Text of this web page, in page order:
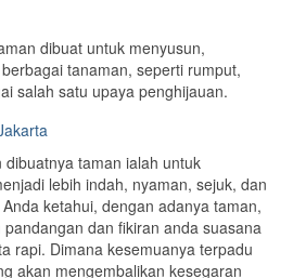
dibuat untuk menyusun,
tanaman, seperti rumput,
salah satu upaya penghijauan.
taman ialah untuk
lebih indah, nyaman, sejuk, dan
ketahui, dengan adanya taman,
dan fikiran anda suasana
rapi. Dimana kesemuanya terpadu
akan mengembalikan kesegaran